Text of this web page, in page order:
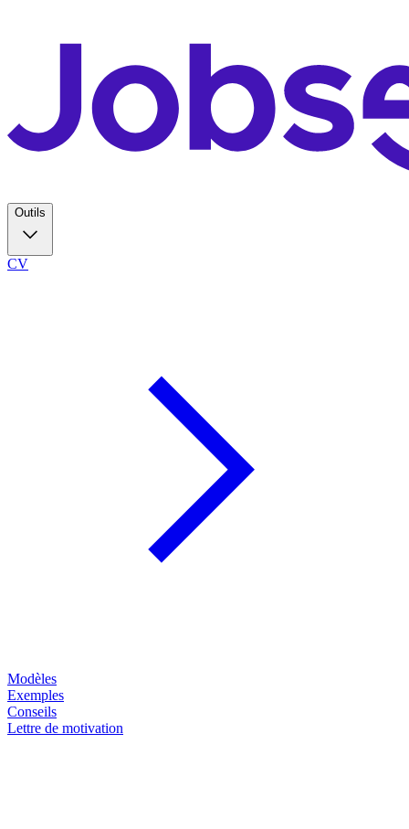
Outils
CV
Modèles
Exemples
Conseils
Lettre de motivation